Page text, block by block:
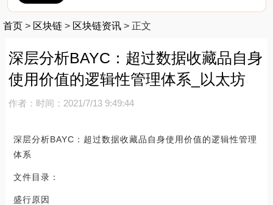
首页 > 区块链 > 区块链资讯 > 正文
深层分析BAYC：超过数据收藏品自身
使用价值的逻辑性管理体系_以太坊
作者： 时间：2021/7/13 9:49:44
深层分析BAYC：超过数据收藏品自身使用价值的逻辑性管理
体系
文件目录：
盛行原因